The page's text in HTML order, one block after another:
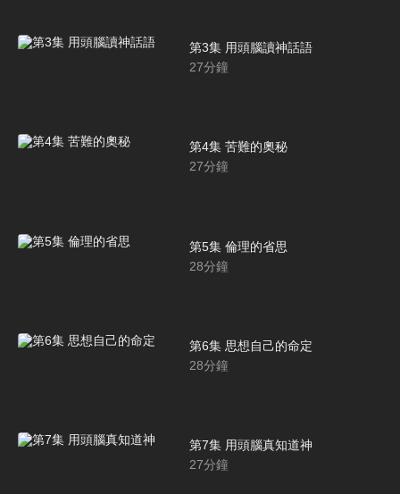
第3集 用頭腦讀神話語
27分鐘
第4集 苦難的奧秘
27分鐘
第5集 倫理的省思
28分鐘
第6集 思想自己的命定
28分鐘
第7集 用頭腦真知道神
27分鐘